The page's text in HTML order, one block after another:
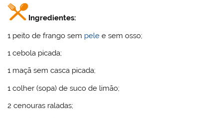
Ingredientes:
1 peito de frango sem pele e sem osso;
1 cebola picada;
1 maçã sem casca picada;
1 colher (sopa) de suco de limão;
2 cenouras raladas;